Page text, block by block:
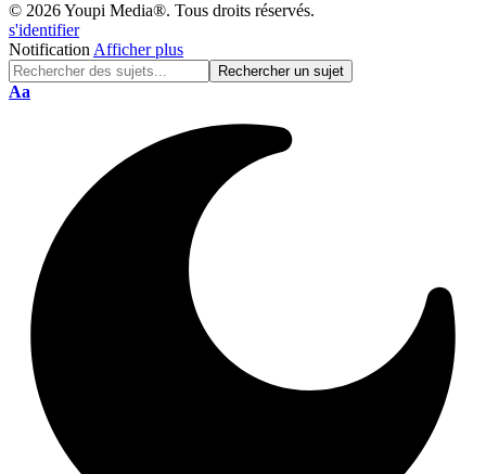
© 2026 Youpi Media®. Tous droits réservés.
s'identifier
Notification Afficher plus
Réinitialisation
Aa